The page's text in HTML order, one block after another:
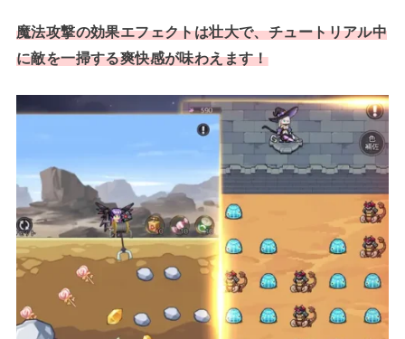
魔法攻撃の効果エフェクトは壮大で、チュートリアル中
に敵を一掃する爽快感が味わえます！